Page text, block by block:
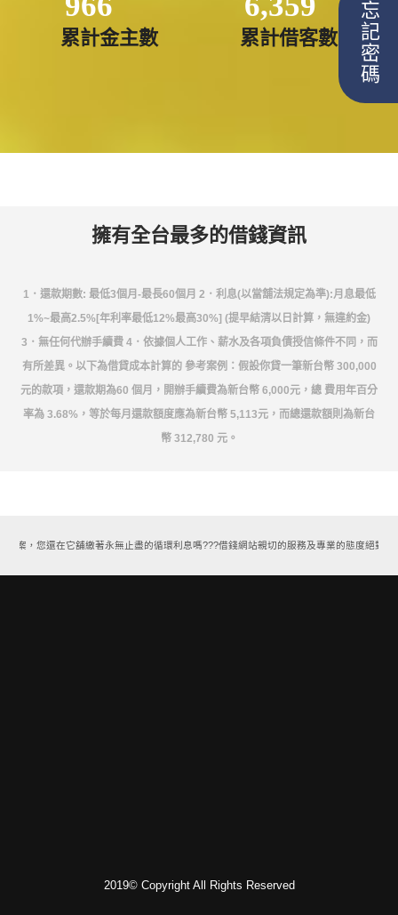
累計金主數 累計借客數
擁有全台最多的借錢資訊
1．還款期數: 最低3個月-最長60個月 2．利息(以當舖法規定為準):月息最低
1%~最高2.5%[年利率最低12%最高30%] (提早結清以日計算，無違約金)
3．無任何代辦手續費 4．依據個人工作、薪水及各項負債授信條件不同，而
有所差異。以下為借貸成本計算的 參考案例：假設你貸一筆新台幣 300,000
元的款項，還款期為60 個月，開辦手續費為新台幣 6,000元，總 費用年百分
率為 3.68%，等於每月還款額度應為新台幣 5,113元，而總還款額則為新台
幣 312,780 元。
忘記密碼
方案，您還在它舖繳著永無止盡的循環利息嗎???借錢網站親切的服務及專業的態度絕對
2019© Copyright All Rights Reserved